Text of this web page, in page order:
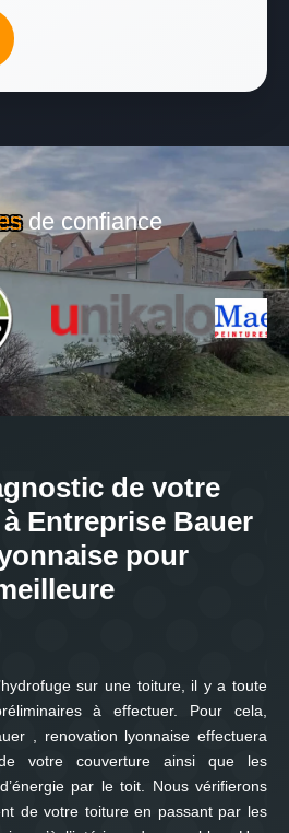
de confiance
de votre
Entreprise Bauer
pour
sur une toiture, il y a toute
à effectuer. Pour cela,
, renovation lyonnaise effectuera
votre couverture ainsi que les
par le toit. Nous vérifierons
de votre toiture en passant par les